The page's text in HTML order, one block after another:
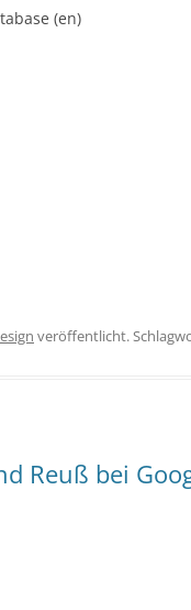
(en)
veröffentlicht.
Reuß bei